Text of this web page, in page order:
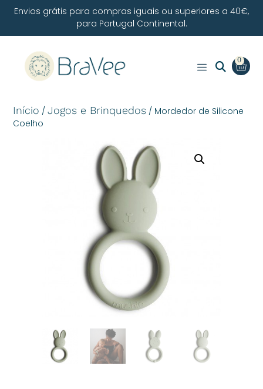
Envios grátis para compras iguais ou superiores a 40€,
para Portugal Continental.
0
Início /Jogos e Brinquedos / Mordedor de Silicone
Coelho